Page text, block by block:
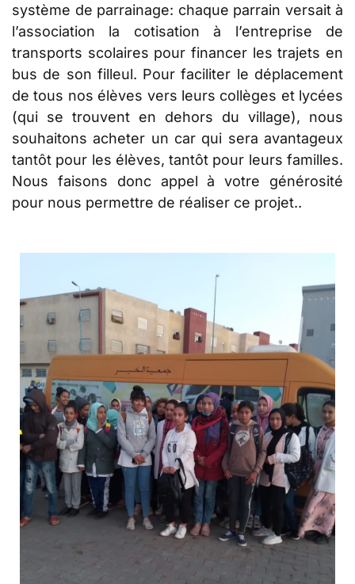
système de parrainage: chaque parrain versait à
l’association la cotisation à l’entreprise de
transports scolaires pour financer les trajets en
bus de son filleul. Pour faciliter le déplacement
de tous nos élèves vers leurs collèges et lycées
(qui se trouvent en dehors du village), nous
souhaitons acheter un car qui sera avantageux
tantôt pour les élèves, tantôt pour leurs familles.
Nous faisons donc appel à votre générosité
pour nous permettre de réaliser ce projet..